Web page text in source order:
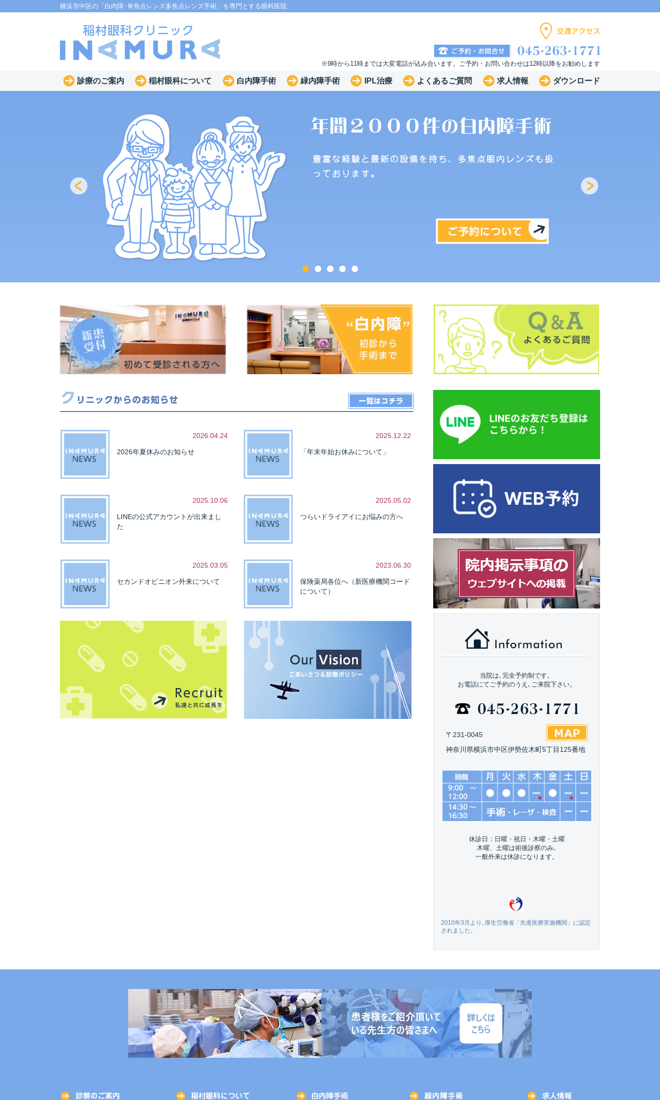
横浜市中区の「白内障･単焦点レンズ多焦点レンズ手術」を専門とする眼科医院
※9時から11時までは大変電話が込み合います。ご予約・お問い合わせは12時以降をお勧めします
診療のご案内 稲村眼科について 白内障手術 緑内障手術 IPL治療 よくあるご質問 求人情報 ダウンロード
2026.04.24
2026年夏休みのお知らせ
2025.12.22
「年末年始お休みについて」
2025.10.06
LINEの公式アカウントが出来まし
た
2025.05.02
つらいドライアイにお悩みの方へ
2025.03.05
セカンドオピニオン外来について
2023.06.30
保険薬局各位へ（新医療機関コード
について）
当院は､完全予約制です。
お電話にてご予約のうえ､ご来院下さい。
〒231-0045
神奈川県横浜市中区伊勢佐木町5丁目125番地
休診日：日曜・祝日・木曜・土曜
木曜、土曜は術後診察のみ､
一般外来は休診になります。
2010年3月より､厚生労働省「先進医療実施機関」に認定
されました。